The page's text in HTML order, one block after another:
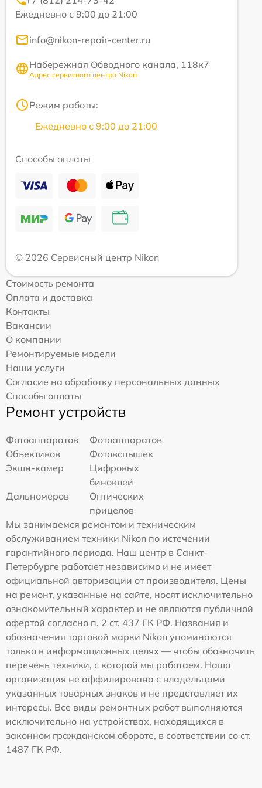
Ежедневно с 9:00 до 21:00
info@nikon-repair-center.ru
Набережная Обводного канала, 118к7
Адрес сервисного центра Nikon
Режим работы:
Ежедневно с 9:00 до 21:00
Способы оплаты
© 2026 Сервисный центр Nikon
Стоимость ремонта
Оплата и доставка
Контакты
Вакансии
О компании
Ремонтируемые модели
Наши услуги
Согласие на обработку персональных данных
Способы оплаты
Ремонт устройств
Фотоаппаратов
Фотоаппаратов
Объективов
Фотовспышек
Экшн-камер
Цифровых
биноклей
Дальномеров
Оптических
прицелов
Мы занимаемся ремонтом и техническим
обслуживанием техники Nikon по истечении
гарантийного периода. Наш центр в Санкт-
Петербурге работает независимо и не имеет
официальной авторизации от производителя. Цены
на ремонт, указанные на сайте, носят исключительно
ознакомительный характер и не являются публичной
офертой согласно п. 2 ст. 437 ГК РФ. Названия и
обозначения торговой марки Nikon упоминаются
только в информационных целях — чтобы обозначить
перечень техники, с которой мы работаем. Наша
организация не аффилирована с владельцами
указанных товарных знаков и не представляет их
интересы. Все виды ремонтных работ выполняются
исключительно на устройствах, находящихся в
законном гражданском обороте, в соответствии со ст.
1487 ГК РФ.